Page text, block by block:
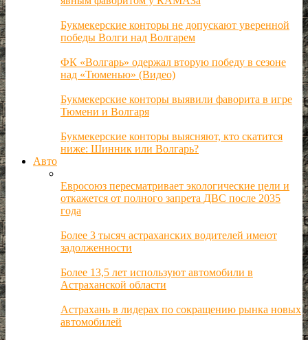
Букмекерские конторы не допускают уверенной
победы Волги над Волгарем
ФК «Волгарь» одержал вторую победу в сезоне
над «Тюменью» (Видео)
Букмекерские конторы выявили фаворита в игре
Тюмени и Волгаря
Букмекерские конторы выясняют, кто скатится
ниже: Шинник или Волгарь?
Авто
Евросоюз пересматривает экологические цели и
откажется от полного запрета ДВС после 2035
года
Более 3 тысяч астраханских водителей имеют
задолженности
Более 13,5 лет используют автомобили в
Астраханской области
Астрахань в лидерах по сокращению рынка новых
автомобилей